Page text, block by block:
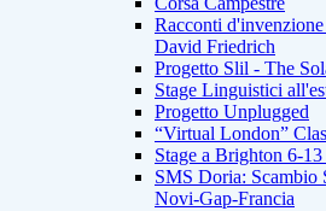
Racconti
David Friedrich
Progetto Slil - The
Stage Linguistici
Progetto Unplugged
“Virtual London”
Stage a Brighton 6-
SMS Doria: Scambio
Novi-Gap-Francia